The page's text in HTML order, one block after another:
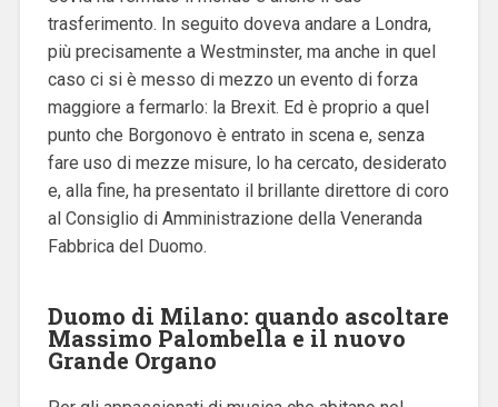
trasferimento. In seguito doveva andare a Londra,
più precisamente a Westminster, ma anche in quel
caso ci si è messo di mezzo un evento di forza
maggiore a fermarlo: la Brexit. Ed è proprio a quel
punto che Borgonovo è entrato in scena e, senza
fare uso di mezze misure, lo ha cercato, desiderato
e, alla fine, ha presentato il brillante direttore di coro
al Consiglio di Amministrazione della Veneranda
Fabbrica del Duomo.
Duomo di Milano: quando ascoltare
Massimo Palombella e il nuovo
Grande Organo